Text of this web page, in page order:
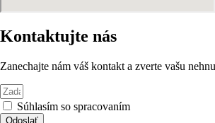
Kontaktujte nás
Zanechajte nám váš kontakt a zverte vašu
Súhlasím so spracovaním
Odoslať